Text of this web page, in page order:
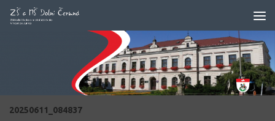
Skip to content
20250611_084837